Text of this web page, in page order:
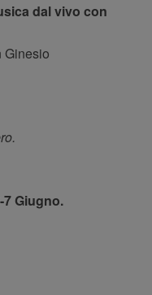
dal vivo con
Ginesio
7 Giugno.